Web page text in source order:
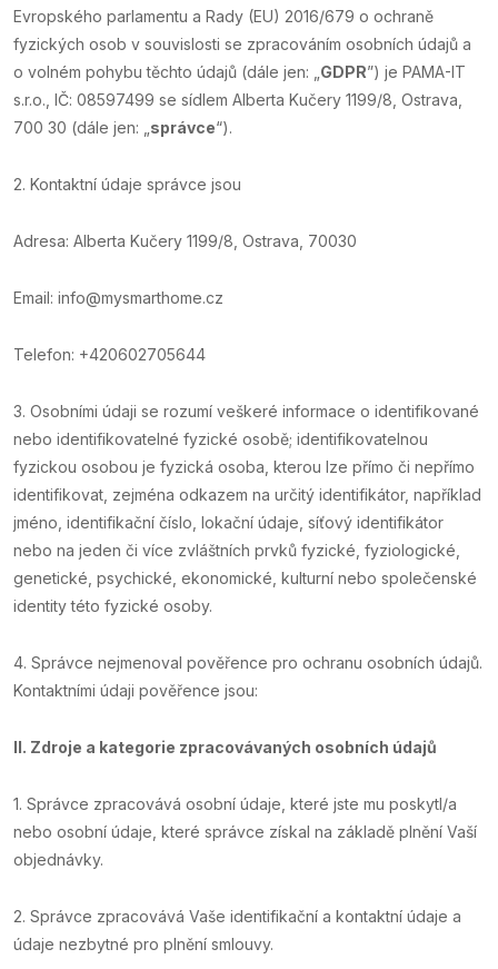
Evropského parlamentu a Rady (EU) 2016/679 o ochraně
fyzických osob v souvislosti se zpracováním osobních údajů a
o volném pohybu těchto údajů (dále jen: „ GDPR”) je PAMA-IT
s.r.o., IČ: 08597499 se sídlem Alberta Kučery 1199/8, Ostrava,
700 30 (dále jen: „ správce“).
2. Kontaktní údaje správce jsou
Adresa: Alberta Kučery 1199/8, Ostrava, 70030
Email: info@mysmarthome.cz
Telefon: +420602705644
3. Osobními údaji se rozumí veškeré informace o identifikované
nebo identifikovatelné fyzické osobě; identifikovatelnou
fyzickou osobou je fyzická osoba, kterou lze přímo či nepřímo
identifikovat, zejména odkazem na určitý identifikátor, například
jméno, identifikační číslo, lokační údaje, síťový identifikátor
nebo na jeden či více zvláštních prvků fyzické, fyziologické,
genetické, psychické, ekonomické, kulturní nebo společenské
identity této fyzické osoby.
4. Správce nejmenoval pověřence pro ochranu osobních údajů.
Kontaktními údaji pověřence jsou:
II. Zdroje a kategorie zpracovávaných osobních údajů
1. Správce zpracovává osobní údaje, které jste mu poskytl/a
nebo osobní údaje, které správce získal na základě plnění Vaší
objednávky.
2. Správce zpracovává Vaše identifikační a kontaktní údaje a
údaje nezbytné pro plnění smlouvy.